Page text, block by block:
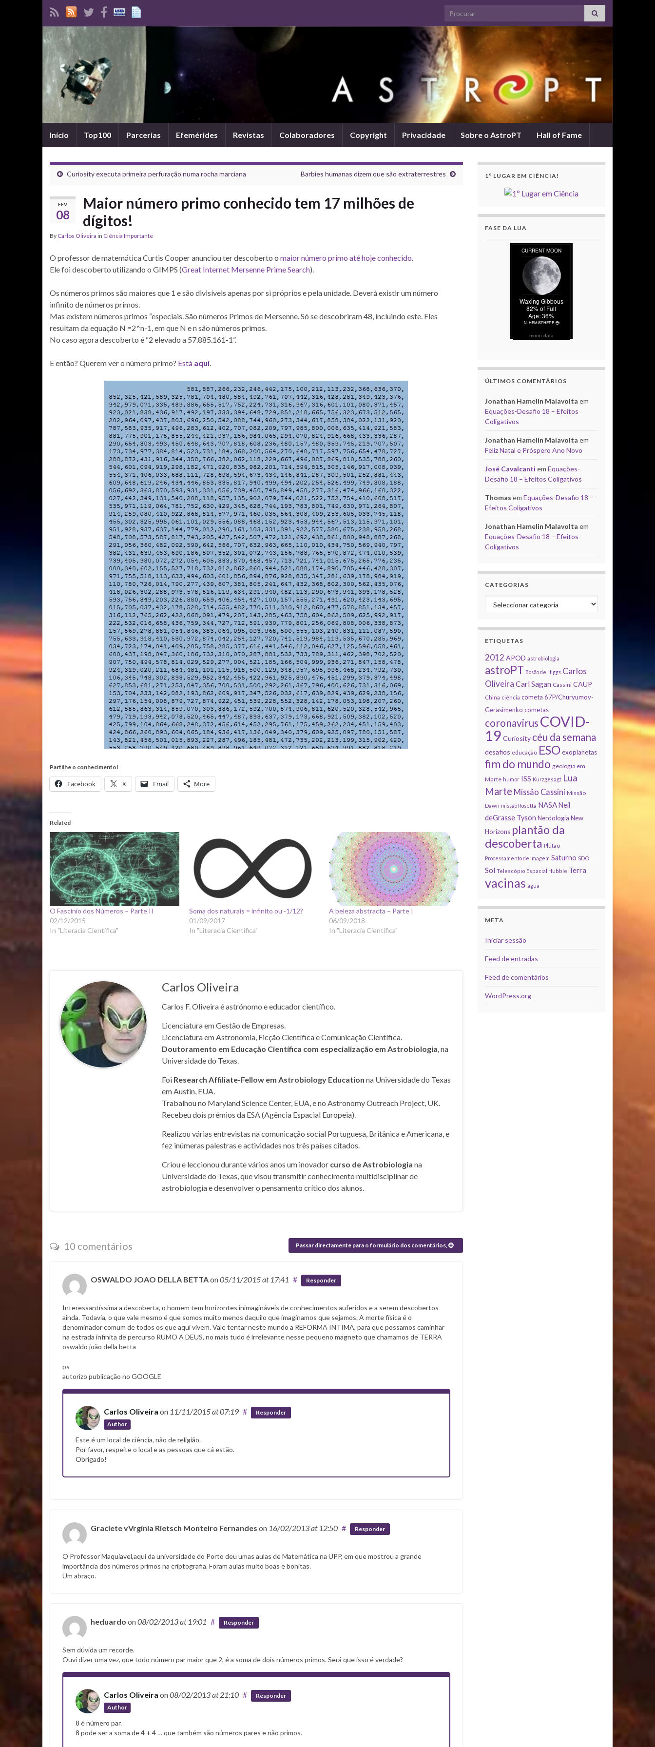
Search for:
Início Top100 Parcerias Efemérides Revistas Colaboradores Copyright Privacidade Sobre o AstroPT Hall of Fame
Curiosity executa primeira perfuração numa rocha marciana Barbies humanas dizem que são extraterrestres
FEV
08
Maior número primo conhecido tem 17 milhões de
dígitos!
By Carlos Oliveira in Ciência Importante
O professor de matemática Curtis Cooper anunciou ter descoberto o maior número primo até hoje conhecido.
Ele foi descoberto utilizando o GIMPS (Great Internet Mersenne Prime Search).
Os números primos são maiores que 1 e são divisíveis apenas por si próprios e pela unidade. Deverá existir um número
infinito de números primos.
Mas existem números primos “especiais. São números Primos de Mersenne. Só se descobriram 48, incluindo este. Eles
resultam da equação N =2^n-1, em que N e n são números primos.
No caso agora descoberto é “2 elevado a 57.885.161-1”.
E então? Querem ver o número primo? Está aqui.
Partilhe o conhecimento!
Facebook X Email More
Related
O Fascínio dos Números – Parte II
02/12/2015
In "Literacia Científica"
Soma dos naturais = infinito ou -1/12?
01/09/2017
In "Literacia Científica"
A beleza abstracta – Parte I
06/09/2018
In "Literacia Científica"
Carlos Oliveira
Carlos F. Oliveira é astrónomo e educador científico.
Licenciatura em Gestão de Empresas.
Licenciatura em Astronomia, Ficção Científica e Comunicação Científica.
Doutoramento em Educação Científica com especialização em Astrobiologia, na
Universidade do Texas.
Foi Research Affiliate-Fellow em Astrobiology Education na Universidade do Texas
em Austin, EUA.
Trabalhou no Maryland Science Center, EUA, e no Astronomy Outreach Project, UK.
Recebeu dois prémios da ESA (Agência Espacial Europeia).
Realizou várias entrevistas na comunicação social Portuguesa, Britânica e Americana, e
fez inúmeras palestras e actividades nos três países citados.
Criou e leccionou durante vários anos um inovador curso de Astrobiologia na
Universidade do Texas, que visou transmitir conhecimento multidisciplinar de
astrobiologia e desenvolver o pensamento crítico dos alunos.
10 comentários Passar directamente para o formulário dos comentários,
OSWALDO JOAO DELLA BETTAon05/11/2015at 17:41 # Responder
Interessantíssima a descoberta, o homem tem horizontes inimagináveis de conhecimentos auferidos e a serem descobertos
ainda. Todavia, o que vale mesmo é que somos muito menos daquilo que imaginamos que sejamos. A morte física é o
denominador comum de todos os que aqui vivem. Vale tentar neste mundo a REFORMA INTIMA, para que possamos caminhar
na estrada infinita de percurso RUMO A DEUS, no mais tudo é irrelevante nesse pequeno magneto que chamamos de TERRA
oswaldo joão della betta
ps
autorizo publicação no GOOGLE
Carlos Oliveira on 11/11/2015at 07:19
Author
# Responder
Este é um local de ciência, não de religião.
Por favor, respeite o local e as pessoas que cá estão.
Obrigado!
Graciete vVrgínia Rietsch Monteiro Fernandes on 16/02/2013at 12:50 # Responder
O Professor Maquiavel,aqui da universidade do Porto deu umas aulas de Matemática na UPP, em que mostrou a grande
importância dos números primos na criptografia. Foram aulas muito boas e bonitas.
Um abraço.
heduardo on08/02/2013at 19:01 # Responder
Sem dúvida um recorde.
Ouvi dizer uma vez, que todo número par maior que 2, é a soma de dois números primos. Será que isso é verdade?
Carlos Oliveira on08/02/2013at 21:10
Author
# Responder
8 é número par.
8 pode ser a soma de 4 + 4 … que também são números pares e não primos.
1º LUGAR EM CIÊNCIA!
FASE DA LUA
moon data
ÚLTIMOS COMENTÁRIOS
Jonathan Hamelin Malavolta em
Equações-Desafio 18 – Efeitos
Coligativos
Jonathan Hamelin Malavolta em
Feliz Natal e Próspero Ano Novo
José Cavalcanti em Equações-
Desafio 18 – Efeitos Coligativos
Thomas em Equações-Desafio 18 –
Efeitos Coligativos
Jonathan Hamelin Malavolta em
Equações-Desafio 18 – Efeitos
Coligativos
CATEGORIAS
Categorias
ETIQUETAS
2012 APOD astrobiologia
astroPT Bosão de Higgs Carlos
Oliveira Carl Sagan Cassini CAUP
China ciência cometa 67P/Churyumov-
Gerasimenko cometas
coronavirus COVID-
19 Curiosity céu da semana
desafios educação ESO exoplanetas
fim do mundo geologia em
Marte humor ISS Kurzgesagt Lua
Marte Missão Cassini Missão
Dawn missão Rosetta NASA Neil
deGrasse Tyson Nerdologia New
Horizons plantão da
descoberta Plutão
Processamento de imagem Saturno SDO
Sol Telescópio Espacial Hubble Terra
vacinas água
META
Iniciar sessão
Feed de entradas
Feed de comentários
WordPress.org